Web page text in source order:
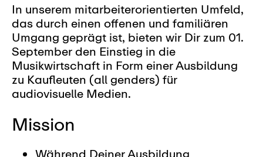
In unserem mitarbeiterorientierten Umfeld,
das durch einen offenen und familiären
Umgang geprägt ist, bieten wir Dir zum 01.
September den Einstieg in die
Musikwirtschaft in Form einer Ausbildung
zu Kaufleuten (all genders) für
audiovisuelle Medien.
Mission